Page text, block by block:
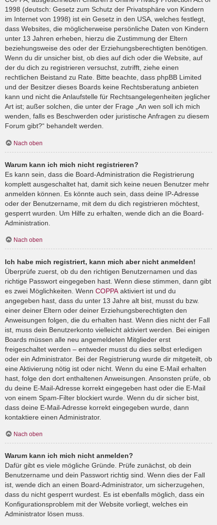
1998 (deutsch: Gesetz zum Schutz der Privatsphäre von Kindern
im Internet von 1998) ist ein Gesetz in den USA, welches festlegt,
dass Websites, die möglicherweise persönliche Daten von Kindern
unter 13 Jahren erheben, hierzu die Zustimmung der Eltern
beziehungsweise des oder der Erziehungsberechtigten benötigen.
Wenn du dir unsicher bist, ob dies auf dich oder die Website, auf
der du dich zu registrieren versuchst, zutrifft, ziehe einen
rechtlichen Beistand zu Rate. Bitte beachte, dass phpBB Limited
und der Besitzer dieses Boards keine Rechtsberatung anbieten
kann und nicht die Anlaufstelle für Rechtsangelegenheiten jeglicher
Art ist; außer solchen, die unter der Frage „An wen soll ich mich
wenden, falls es Beschwerden oder juristische Anfragen zu diesem
Forum gibt?“ behandelt werden.
Nach oben
Warum kann ich mich nicht registrieren?
Es kann sein, dass die Board-Administration die Registrierung
komplett ausgeschaltet hat, damit sich keine neuen Benutzer mehr
anmelden können. Es könnte auch sein, dass deine IP-Adresse
oder der Benutzername, mit dem du dich registrieren möchtest,
gesperrt wurden. Um Hilfe zu erhalten, wende dich an die Board-
Administration.
Nach oben
Ich habe mich registriert, kann mich aber nicht anmelden!
Überprüfe zuerst, ob du den richtigen Benutzernamen und das
richtige Passwort eingegeben hast. Wenn diese stimmen, dann gibt
es zwei Möglichkeiten. Wenn COPPA aktiviert ist und du
angegeben hast, dass du unter 13 Jahre alt bist, musst du bzw.
einer deiner Eltern oder deiner Erziehungsberechtigten den
Anweisungen folgen, die du erhalten hast. Wenn dies nicht der Fall
ist, muss dein Benutzerkonto vielleicht aktiviert werden. Bei einigen
Boards müssen alle neu angemeldeten Mitglieder erst
freigeschaltet werden – entweder musst du dies selbst erledigen
oder ein Administrator. Bei der Registrierung wurde dir mitgeteilt, ob
eine Aktivierung nötig ist oder nicht. Wenn du eine E-Mail erhalten
hast, folge den dort enthaltenen Anweisungen. Ansonsten prüfe, ob
du deine E-Mail-Adresse korrekt eingegeben hast oder die E-Mail
von einem Spam-Filter blockiert wurde. Wenn du dir sicher bist,
dass deine E-Mail-Adresse korrekt eingegeben wurde, dann
kontaktiere einen Administrator.
Nach oben
Warum kann ich mich nicht anmelden?
Dafür gibt es viele mögliche Gründe. Prüfe zunächst, ob dein
Benutzername und dein Passwort richtig sind. Wenn dies der Fall
ist, wende dich an einen Board-Administrator, um sicherzugehen,
dass du nicht gesperrt wurdest. Es ist ebenfalls möglich, dass ein
Konfigurationsproblem mit der Website vorliegt, welches ein
Administrator lösen muss.